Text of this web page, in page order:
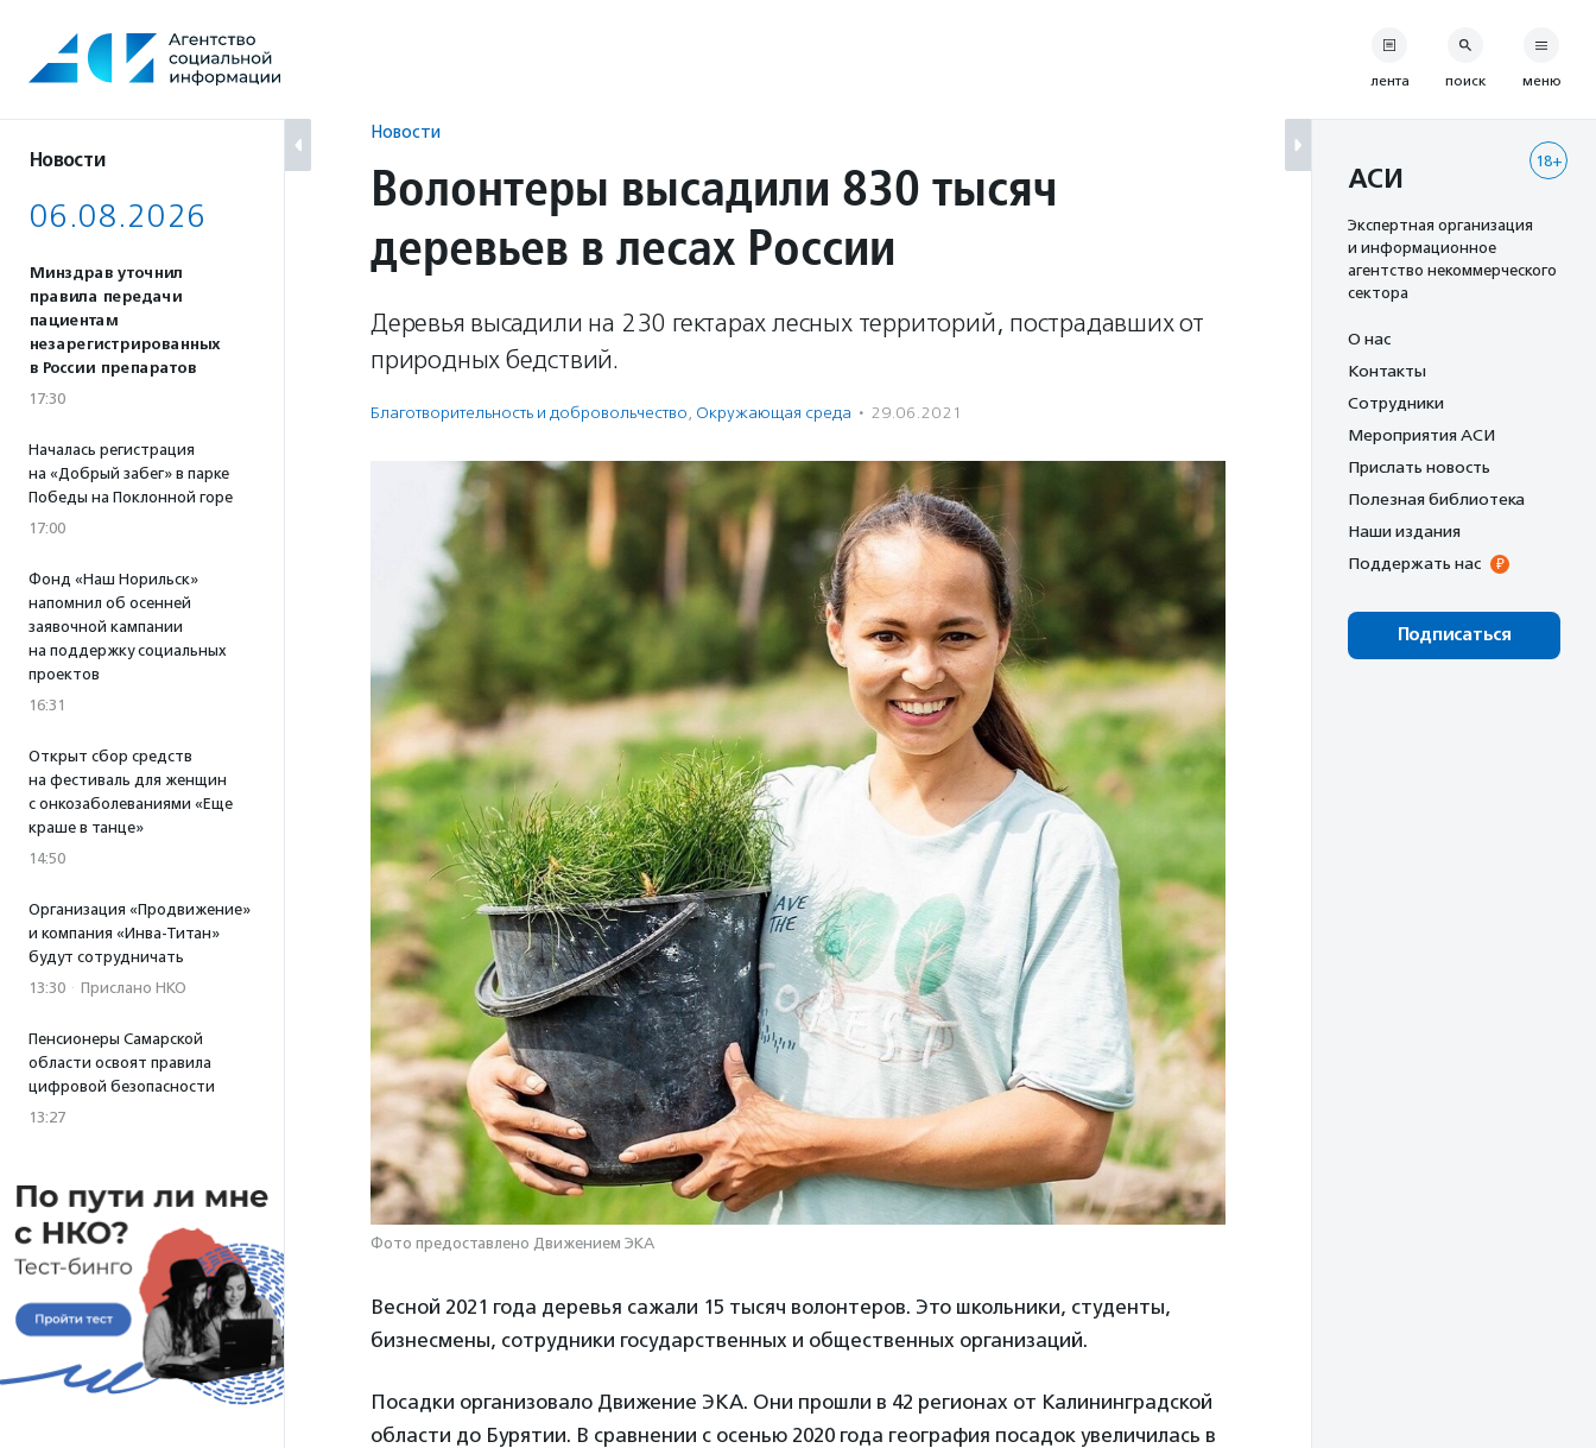
содержанию
Новости
06.08.2026
Минздрав уточнил
правила передачи
пациентам
незарегистрированных
в России препаратов
17:30
Началась регистрация
на «Добрый забег» в парке
Победы на Поклонной горе
17:00
Фонд «Наш Норильск»
напомнил об осенней
заявочной кампании
на поддержку социальных
проектов
16:31
Открыт сбор средств
на фестиваль для женщин
с онкозаболеваниями «Еще
краше в танце»
14:50
Организация «Продвижение»
и компания «Инва-Титан»
будут сотрудничать
13:30 · Прислано НКО
Пенсионеры Самарской
области освоят правила
цифровой безопасности
13:27
Новости
Волонтеры высадили 830 тысяч
деревьев в лесах России
Деревья высадили на 230 гектарах лесных территорий, пострадавших от
природных бедствий.
Благотвори­тель­ность и доброволь­чест­во, Окружающая среда · 29.06.2021
Фото предоставлено Движением ЭКА
Весной 2021 года деревья сажали 15 тысяч волонтеров. Это школьники, студенты,
бизнесмены, сотрудники государственных и общественных организаций.
Посадки организовало Движение ЭКА. Они прошли в 42 регионах от Калининградской
области до Бурятии. В сравнении с осенью 2020 года география посадок увеличилась в
лента поиск меню
18+
АСИ
Экспертная организация
и информационное
агентство некоммерческого
сектора
О нас
Контакты
Сотрудники
Мероприятия АСИ
Прислать новость
Полезная библиотека
Наши издания
Поддержать нас
Подписаться